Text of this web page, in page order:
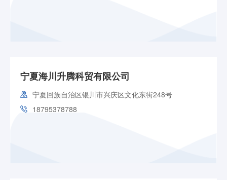
宁夏海川升腾科贸有限公司
宁夏回族自治区银川市兴庆区文化东街248号
18795378788